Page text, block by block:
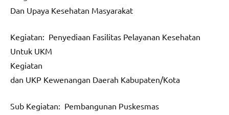
Dan Upaya Kesehatan Masyarakat
Kegiatan: Penyediaan Fasilitas Pelayanan Kesehatan
Untuk UKM
Kegiatan
dan UKP Kewenangan Daerah Kabupaten/Kota
Sub Kegiatan: Pembangunan Puskesmas